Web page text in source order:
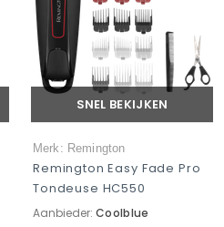
SNEL BEKIJKEN
Merk: Remington
Remington Easy Fade Pro
Tondeuse HC550
Aanbieder: Coolblue